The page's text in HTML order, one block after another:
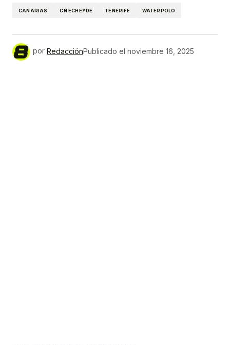
CANARIAS CN ECHEYDE TENERIFE WATERPOLO
por RedacciónPublicado el noviembre 16, 2025